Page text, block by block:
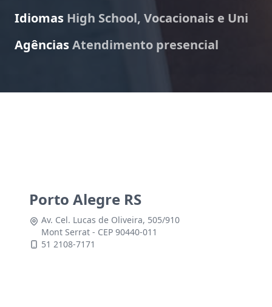
Idiomas High School, Vocacionais e Uni
AgênciasAtendimento presencial
Porto Alegre RS
Av. Cel. Lucas de Oliveira, 505/910
Mont Serrat - CEP 90440-011
51 2108-7171